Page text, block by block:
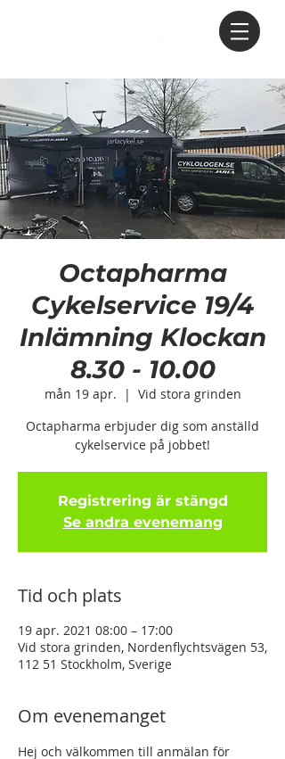
Octapharma
Cykelservice 19/4
Inlämning Klockan
8.30 - 10.00
mån 19 apr.
  |
Vid stora grinden
Octapharma erbjuder dig som anställd
cykelservice på jobbet!
Registrering är stängd
Se andra evenemang
Tid och plats
19 apr. 2021 08:00 – 17:00
Vid stora grinden, Nordenflychtsvägen 53,
112 51 Stockholm, Sverige
Om evenemanget
Hej och välkommen till anmälan för